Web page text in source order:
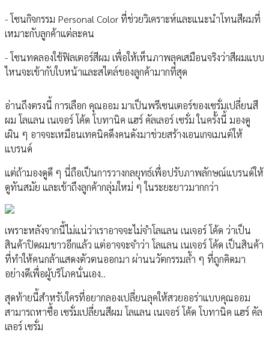
- โซนกิจกรรม Personal Color ที่ช่วยวิเคราะห์และแนะนำโทนสีผมที่
เหมาะกับลูกค้าแต่ละคน
- โซนทดลองใช้ฟิลเตอร์สีผม เพื่อให้เห็นภาพลุคเสมือนจริงว่าสีผมแบบ
ไหนจะเข้ากับใบหน้าและสไตล์ของลูกค้ามากที่สุด
อ่านถึงตรงนี้ การเลือก คุณออม มาเป็นพรีเซนเตอร์ของเซรั่มเปลี่ยนสี
ผม โลแลน เนเจอร์ โค้ด โบทานิค แฮร์ คัลเลอร์ เซรั่ม ในครั้งนี้ มองดู
เผิน ๆ อาจจะเหมือนเทคนิคดึงคนดังมาช่วยสร้างเอนเกจเมนต์ให้
แบรนด์
แต่ถ้ามองดูดี ๆ นี่ถือเป็นการวางกลยุทธ์เพื่อปรับภาพลักษณ์แบรนด์ให้
ดูทันสมัย และเข้าถึงลูกค้ากลุ่มใหม่ ๆ ในระยะยาวมากกว่า
เพราะหลังจากนี้ไม่แน่ว่าเราอาจจะไม่จำโลแลน เนเจอร์ โค้ด ว่าเป็น
สินค้าปิดผมขาวอีกแล้ว แต่อาจจะจำว่า โลแลน เนเจอร์ โค้ด เป็นสินค้า
ที่ทำให้คนกล้าแสดงตัวตนออกมา ผ่านนวัตกรรมล้ำ ๆ ที่ถูกคิดมา
อย่างดีเพื่อผู้บริโภคนั่นเอง..
สุดท้ายนี้สำหรับใครที่อยากลองเปลี่ยนลุคให้สวยออร่าแบบคุณออม
สามารถหาซื้อ เซรั่มเปลี่ยนสีผม โลแลน เนเจอร์ โค้ด โบทานิค แฮร์ คัล
เลอร์ เซรั่ม